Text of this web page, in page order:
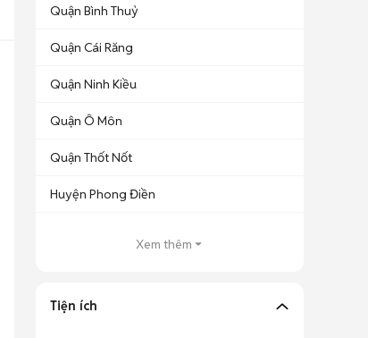
Quận Bình Thuỷ
Quận Cái Răng
Quận Ninh Kiều
Quận Ô Môn
Quận Thốt Nốt
Huyện Phong Điền
Xem thêm
Tiện ích